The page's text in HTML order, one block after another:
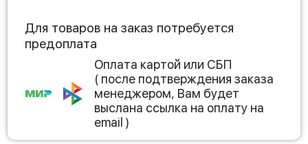
Для товаров на заказ потребуется
предоплата
Оплата картой или СБП
( после подтверждения заказа
менеджером, Вам будет
выслана ссылка на оплату на
email )